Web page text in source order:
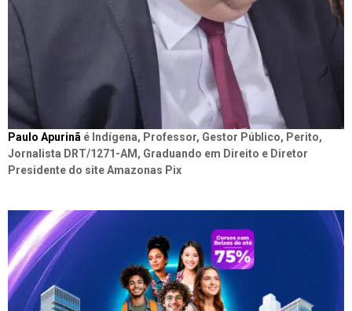
Paulo Apurinã é Indígena, Professor, Gestor Público, Perito,
Jornalista DRT/1271-AM, Graduando em Direito e Diretor
Presidente do site Amazonas Pix